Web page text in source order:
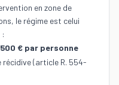
en zone de
le régime est celui
€ par personne
récidive (article R. 554-